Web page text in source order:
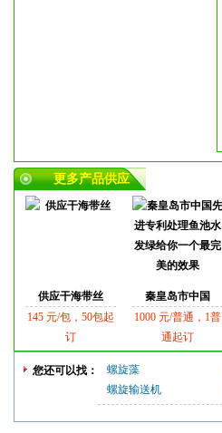
更多产品供应
供应干海带丝
145 元/包，50包起
订
秦皇岛市中国
1000 元/普通，1普
通起订
您还可以找： 螺旋藻
螺旋输送机